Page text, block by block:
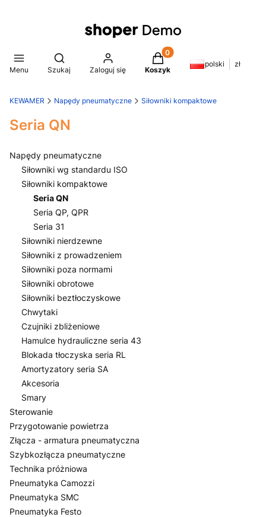
Menu
Otwórz wyszukiwarkę
Szukaj Zaloguj się
Produkty w koszyku: 0.
Koszyk
polski zł
KEWAMER Napędy pneumatyczne Siłowniki kompaktowe
Seria QN
Napędy pneumatyczne
Siłowniki wg standardu ISO
Siłowniki kompaktowe
Seria QN
Seria QP, QPR
Seria 31
Siłowniki nierdzewne
Siłowniki z prowadzeniem
Siłowniki poza normami
Siłowniki obrotowe
Siłowniki beztłoczyskowe
Chwytaki
Czujniki zbliżeniowe
Hamulce hydrauliczne seria 43
Blokada tłoczyska seria RL
Amortyzatory seria SA
Akcesoria
Smary
Sterowanie
Przygotowanie powietrza
Złącza - armatura pneumatyczna
Szybkozłącza pneumatyczne
Technika próżniowa
Pneumatyka Camozzi
Pneumatyka SMC
Pneumatyka Festo